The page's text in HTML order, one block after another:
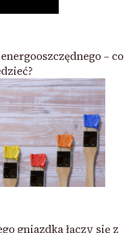
– co
gniazdka łączy się z